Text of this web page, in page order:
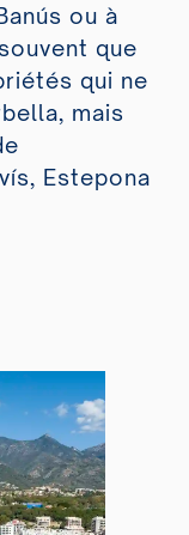
ou à
que
qui ne
mais
Estepona